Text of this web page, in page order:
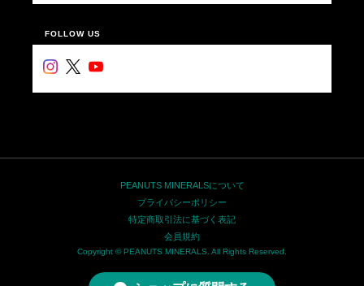
FOLLOW US
PEANUTS MINERALSについて
プライバシーポリシー
特定商取引法に基づく表記
会員規約
Copyright © PEANUTS MINERALS. All Rights Reserved.